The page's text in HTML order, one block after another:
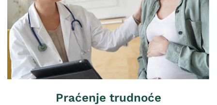
Praćenje trudnoće